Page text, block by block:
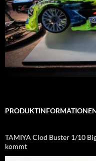
TAMIYA Clod Buster 1/10
kommt